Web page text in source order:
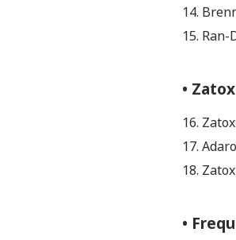
14.
15.
•
16.
17.
18.
•